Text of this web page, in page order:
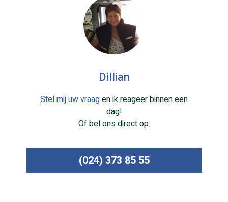
Dillian
Stel mij uw vraagen ik reageer binnen een
dag!
Of bel ons direct op:
(024) 373 85 55